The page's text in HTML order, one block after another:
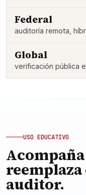
Federal
auditoría remota,
Global
verificación pública
USO EDUCATIVO
auditor.